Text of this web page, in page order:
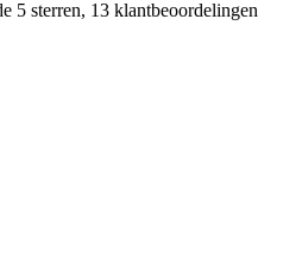
5 sterren, 13 klantbeoordelingen